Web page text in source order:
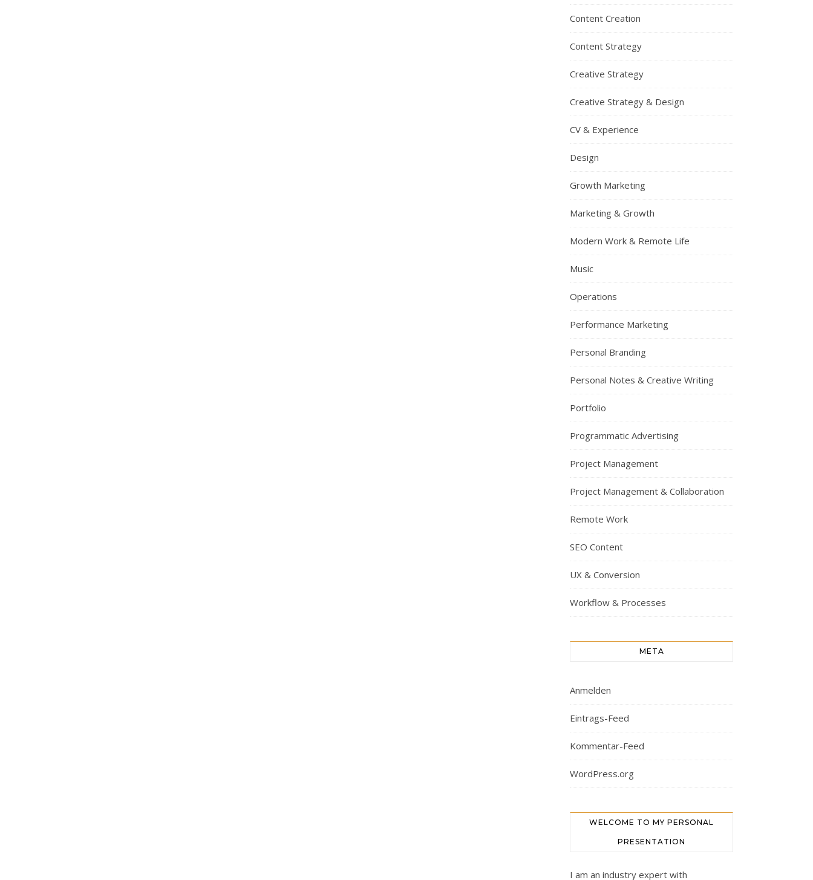
Content Creation
Content Strategy
Creative Strategy
Creative Strategy & Design
CV & Experience
Design
Growth Marketing
Marketing & Growth
Modern Work & Remote Life
Music
Operations
Performance Marketing
Personal Branding
Personal Notes & Creative Writing
Portfolio
Programmatic Advertising
Project Management
Project Management & Collaboration
Remote Work
SEO Content
UX & Conversion
Workflow & Processes
META
Anmelden
Eintrags-Feed
Kommentar-Feed
WordPress.org
WELCOME TO MY PERSONAL
PRESENTATION
I am an industry expert with